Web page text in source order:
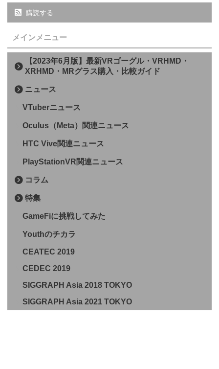
購読する
メインメニュー
【2023年6月版】最新VRゴーグル・VRHMD・
XRHMD・MRグラス購入・比較ガイド
ニュース
VTuberニュース
Oculus（Meta）関連ニュース
HTC Vive関連ニュース
PlayStationVR関連ニュース
コラム
特集
GameFiに挑戦してみた
Youthのチカラ
CEATEC 2019
CEDEC 2019
SIGGRAPH Asia 2018 TOKYO
SIGGRAPH Asia 2021 TOKYO